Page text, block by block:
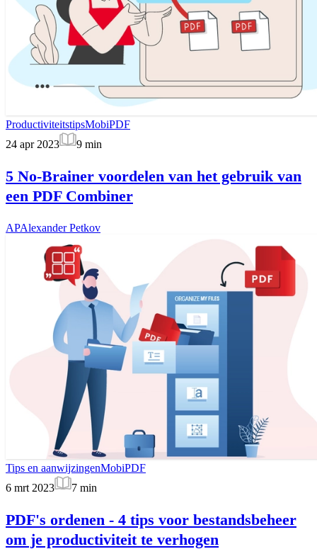
ProductiviteitstipsMobiPDF
24 apr 2023
9 min
5 No-Brainer voordelen van het gebruik van
een PDF Combiner
APAlexander Petkov
Tips en aanwijzingenMobiPDF
6 mrt 2023
7 min
PDF's ordenen - 4 tips voor bestandsbeheer
om je productiviteit te verhogen